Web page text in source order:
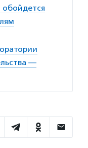
—